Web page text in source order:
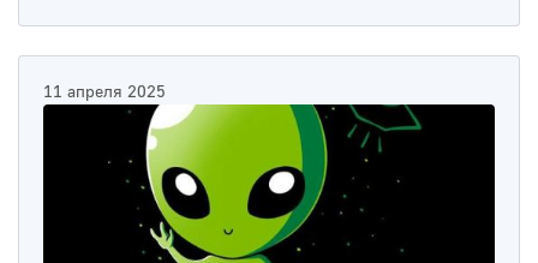
11 апреля 2025